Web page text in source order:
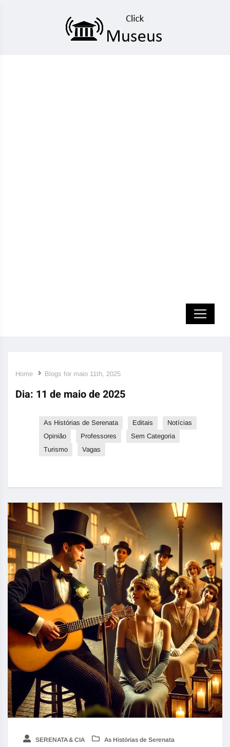
Home Blogs for maio 11th, 2025
Dia: 11 de maio de 2025
As Histórias de Serenata Editais
Notícias
Opinião
Professores
Sem Categoria
Turismo
Vagas
SERENATA & CIA As Histórias de Serenata